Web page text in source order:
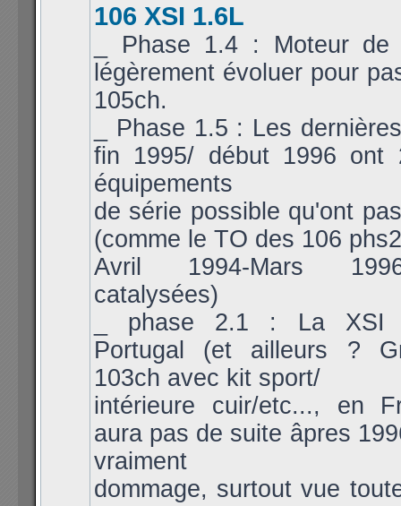
106 XSI 1.6L
_ Phase 1.4 : Moteur
légèrement évoluer pour
105ch.
_ Phase 1.5 : Les
fin 1995/ début 1996 ont
équipements
de série possible qu'ont
(comme le TO des 106
Avril 1994-Mars
catalysées)
_ phase 2.1 : La XSI
Portugal (et ailleurs ?
103ch avec kit sport/
intérieure cuir/etc..., en
aura pas de suite âpres
vraiment
dommage, surtout vue